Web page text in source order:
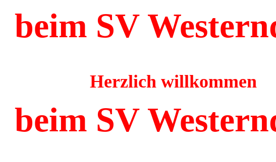
beim SV
Herzlich willkommen
beim SV